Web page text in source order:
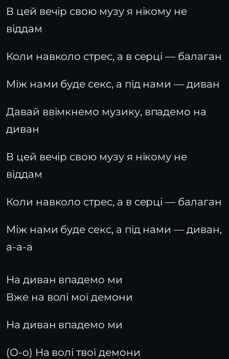
В цей вечір свою музу я нікому не
віддам
Коли навколо стрес, а в серці — балаган
Між нами буде секс, а під нами — диван
Давай ввімкнемо музику, впадемо на
диван
В цей вечір свою музу я нікому не
віддам
Коли навколо стрес, а в серці — балаган
Між нами буде секс, а під нами — диван,
а-а-а
На диван впадемо ми
Вже на волі мої демони
На диван впадемо ми
(О-о) На волі твої демони